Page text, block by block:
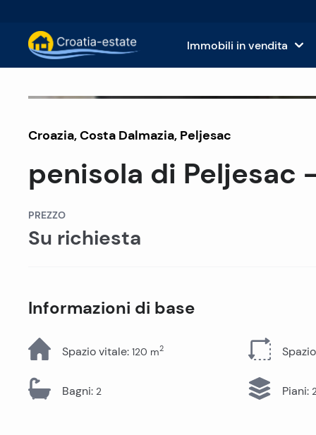
Immobili in vendita
Isole dalmate Immobili in vendita
Costa dalmata Immobili in vendita
Istria e Kvarner Immobili in vendita
Isole in vendita in Croazia
Tutti gli immobili
Croazia,Costa Dalmazia, Peljesac
penisola di Peljesac
PREZZO
Su richiesta
Informazioni di base
Spazio vitale: 120 m2
Bagni: 2 Piani: 2